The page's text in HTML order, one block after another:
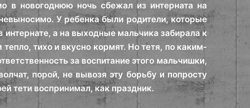
в новогоднюю ночь сбежал из интерната на
У ребенка были родители, которые
интернате, а на выходные мальчика забирала к
тихо и вкусно кормят. Но тетя, по каким-
за воспитание этого мальчишки,
порой, не вывозя эту борьбу и попросту
тети воспринимал, как праздник.